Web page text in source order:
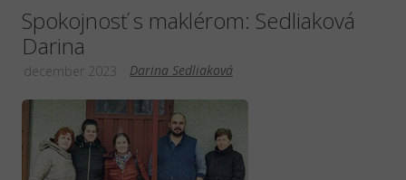
Spokojnosť s maklérom: Sedliaková
Darina
Darina Sedliaková
december 2023